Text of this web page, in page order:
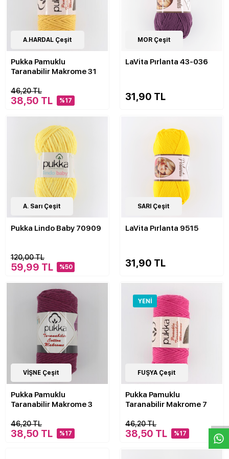
21Çeşit
A.HARDAL Çeşit
Pukka Pamuklu
Taranabilir Makrome 31
46,20 TL
38,50 TL %17
34Çeşit
MOR Çeşit
LaVita Pırlanta 43-036
31,90 TL
1Çeşit
A. Sarı Çeşit
Pukka Lindo Baby 70909
120,00 TL
59,99 TL %50
34Çeşit
SARI Çeşit
LaVita Pırlanta 9515
31,90 TL
21Çeşit
VİŞNE Çeşit
Pukka Pamuklu
Taranabilir Makrome 3
46,20 TL
38,50 TL %17
YENI
20Çeşit
FUŞYA Çeşit
Pukka Pamuklu
Taranabilir Makrome 7
46,20 TL
38,50 TL %17